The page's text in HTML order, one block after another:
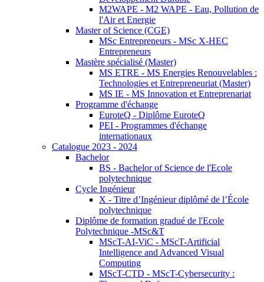
M2WAPE - M2 WAPE - Eau, Pollution de
l'Air et Energie
Master of Science (CGE)
MSc Entrepreneurs - MSc X-HEC
Entrepreneurs
Mastère spécialisé (Master)
MS ETRE - MS Energies Renouvelables :
Technologies et Entrepreneuriat (Master)
MS IE - MS Innovation et Entreprenariat
Programme d'échange
EuroteQ - Diplôme EuroteQ
PEI - Programmes d'échange
internationaux
Catalogue 2023 - 2024
Bachelor
BS - Bachelor of Science de l'Ecole
polytechnique
Cycle Ingénieur
X - Titre d’Ingénieur diplômé de l’École
polytechnique
Diplôme de formation gradué de l'Ecole
Polytechnique -MSc&T
MScT-AI-ViC - MScT-Artificial
Intelligence and Advanced Visual
Computing
MScT-CTD - MScT-Cybersecurity :